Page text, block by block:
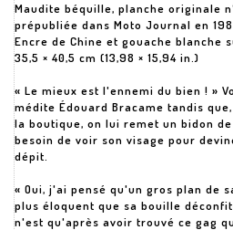
Maudite béquille, planche originale
prépubliée dans Moto Journal en
Encre de Chine et gouache blanche
35,5 × 40,5 cm (13,98 × 15,94 in.)
« Le mieux est l'ennemi du bien ! »
médite Édouard Bracame tandis
la boutique, on lui remet un bidon
besoin de voir son visage pour
dépit.
« Oui, j'ai pensé qu'un gros plan de
plus éloquent que sa bouille
n'est qu'après avoir trouvé ce gag